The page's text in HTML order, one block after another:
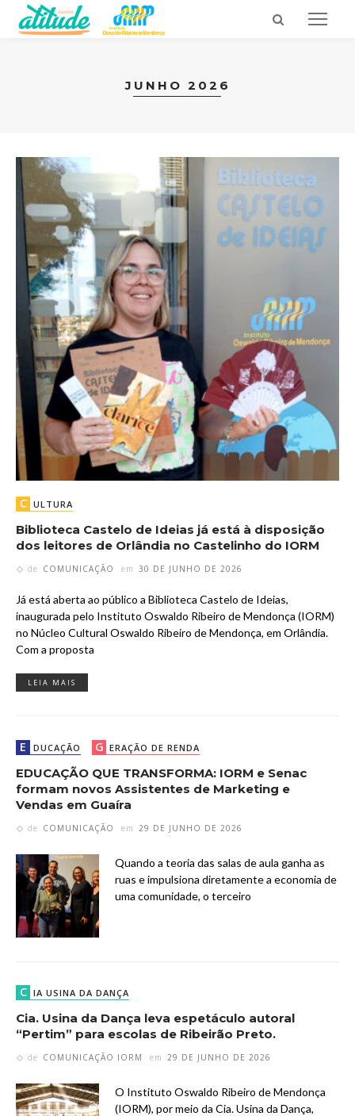
JUNHO 2026
C ULTURA
Biblioteca Castelo de Ideias já está à disposição
dos leitores de Orlândia no Castelinho do IORM
de COMUNICAÇÃO em 30 DE JUNHO DE 2026
Já está aberta ao público a Biblioteca Castelo de Ideias,
inaugurada pelo Instituto Oswaldo Ribeiro de Mendonça (IORM)
no Núcleo Cultural Oswaldo Ribeiro de Mendonça, em Orlândia.
Com a proposta
LEIA MAIS
E DUCAÇÃO G ERAÇÃO DE RENDA
EDUCAÇÃO QUE TRANSFORMA: IORM e Senac
formam novos Assistentes de Marketing e
Vendas em Guaíra
de COMUNICAÇÃO em 29 DE JUNHO DE 2026
Quando a teoria das salas de aula ganha as
ruas e impulsiona diretamente a economia de
uma comunidade, o terceiro
C IA USINA DA DANÇA
Cia. Usina da Dança leva espetáculo autoral
“Pertim” para escolas de Ribeirão Preto.
de COMUNICAÇÃO IORM em 29 DE JUNHO DE 2026
O Instituto Oswaldo Ribeiro de Mendonça
(IORM), por meio da Cia. Usina da Dança,